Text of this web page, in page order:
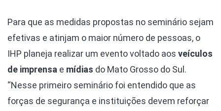
Para que as medidas propostas no seminário sejam
efetivas e atinjam o maior número de pessoas, o
IHP planeja realizar um evento voltado aos veículos
de imprensa e mídias do Mato Grosso do Sul.
“Nesse primeiro seminário foi entendido que as
forças de segurança e instituições devem reforçar